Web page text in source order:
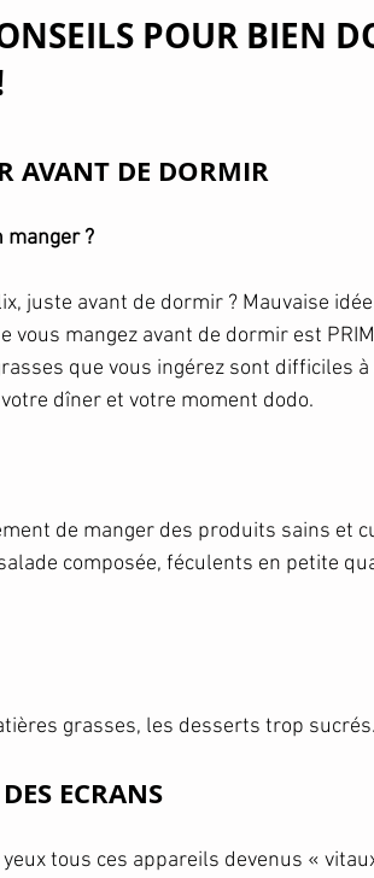
POUR BIEN
AVANT DE DORMIR
manger ?
juste avant de dormir ? Mauvaise
vous mangez avant de dormir est
que vous ingérez sont difficiles
dîner et votre moment dodo.
de manger des produits sains et
composée, féculents en petite
grasses, les desserts trop
ECRANS
tous ces appareils devenus «